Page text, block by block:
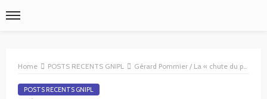
Home POSTS RECENTS GNIPL Gérard Pommier / La « chute du père » est-elle le moteur de l’histoire ?
POSTS RECENTS GNIPL